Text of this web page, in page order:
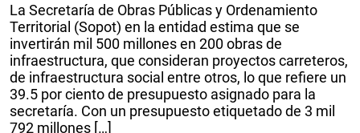
La Secretaría de Obras Públicas y Ordenamiento
Territorial (Sopot) en la entidad estima que se
invertirán mil 500 millones en 200 obras de
infraestructura, que consideran proyectos carreteros,
de infraestructura social entre otros, lo que refiere un
39.5 por ciento de presupuesto asignado para la
secretaría. Con un presupuesto etiquetado de 3 mil
792 millones […]